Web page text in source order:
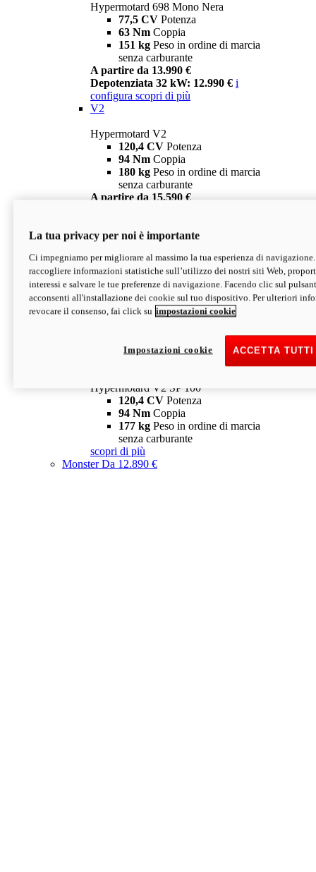
Hypermotard 698 Mono Nera
77,5 CV Potenza
63 Nm Coppia
151 kg Peso in ordine di marcia
senza carburante
A partire da 13.990 €
Depotenziata 32 kW: 12.990 € i
configura scopri di più
V2
Hypermotard V2
120,4 CV Potenza
94 Nm Coppia
180 kg Peso in ordine di marcia
senza carburante
A partire da 15.590 €
V2 SP
Hypermotard V2 SP
120,4 CVPotenza
94 NmCoppia
177 kgPeso in ordine di marcia
senza carburante
Depotenziata 35 kW: 18.890 € i
configura scopri di più
Hypermotard V2 SP 100
120,4 CV Potenza
94 Nm Coppia
177 kg Peso in ordine di marcia
senza carburante
scopri di più
MonsterDa 12.890 €
La tua privacy per noi è importante
Ci impegniamo per migliorare al massimo la tua esperienza di
raccogliere informazioni statistiche sull’utilizzo dei nostri siti Web,
interessi e salvare le tue preferenze di navigazione. Facendo clic sul
acconsenti all'installazione dei cookie sul tuo dispositivo. Per ulteriori
revocare il consenso, fai click su impostazioni cookie
ACCETTA
Impostazioni cookie